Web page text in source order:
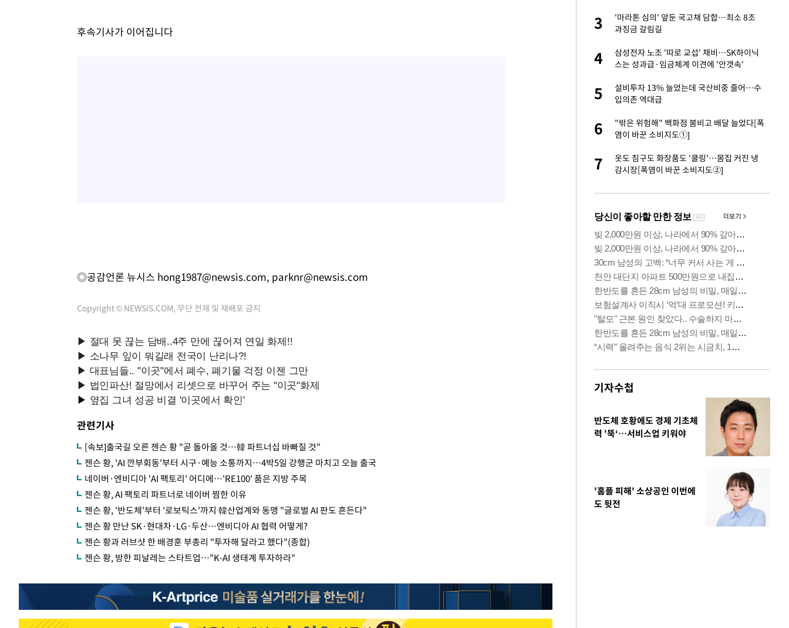
후속기사가 이어집니다
◎공감언론 뉴시스 hong1987@newsis.com, parknr@newsis.com
Copyright © NEWSIS.COM, 무단 전재 및 재배포 금지
관련기사
[속보]출국길 오른 젠슨 황 "곧 돌아올 것…韓 파트너십 바빠질 것"
젠슨 황, 'AI 깐부회동'부터 시구·예능 소통까지…4박5일 강행군 마치고 오늘 출국
네이버·엔비디아 'AI 팩토리' 어디에…'RE100' 품은 지방 주목
젠슨 황, AI 팩토리 파트너로 네이버 찜한 이유
젠슨 황, '반도체'부터 '로보틱스'까지 韓산업계와 동맹 "글로벌 AI 판도 흔든다"
젠슨 황 만난 SK·현대차·LG·두산…엔비디아 AI 협력 어떻게?
젠슨 황과 러브샷 한 배경훈 부총리 "투자해 달라고 했다"(종합)
젠슨 황, 방한 피날레는 스타트업…"K-AI 생태계 투자하라"
3
'마라톤 심의' 앞둔 국고채 담합…최소 8조
과징금 갈림길
4
삼성전자 노조 '따로 교섭' 채비…SK하이닉
스는 성과급·임금체계 이견에 '안갯속'
5
설비투자 13% 늘었는데 국산비중 줄어…수
입의존 역대급
6
"밖은 위험해" 백화점 붐비고 배달 늘었다[폭
염이 바꾼 소비지도①]
7
옷도 침구도 화장품도 '쿨링'…몸집 커진 냉
감시장[폭염이 바꾼 소비지도②]
기자수첩
반도체 호황에도 경제 기초체
력 '뚝‘…서비스업 키워야
'홈플 피해' 소상공인 이번에
도 뒷전